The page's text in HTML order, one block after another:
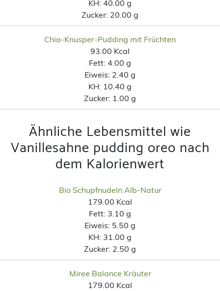
KH: 40.00 g
Zucker: 20.00 g
Chia-Knusper-Pudding mit Früchten
93.00 Kcal
Fett: 4.00 g
Eiweis: 2.40 g
KH: 10.40 g
Zucker: 1.00 g
Ähnliche Lebensmittel wie
Vanillesahne pudding oreo nach
dem Kalorienwert
Bio Schupfnudeln Alb-Natur
179.00 Kcal
Fett: 3.10 g
Eiweis: 5.50 g
KH: 31.00 g
Zucker: 2.50 g
Miree Balance Kräuter
179.00 Kcal